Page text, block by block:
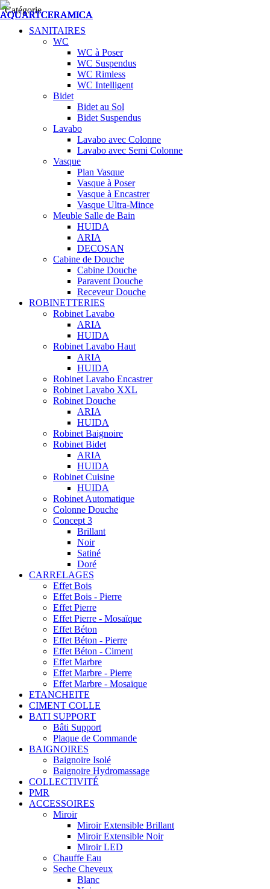
Catégorie
SANITAIRES
WC
WC à Poser
WC Suspendus
WC Rimless
WC Intelligent
Bidet
Bidet au Sol
Bidet Suspendus
Lavabo
Lavabo avec Colonne
Lavabo avec Semi Colonne
Vasque
Plan Vasque
Vasque à Poser
Vasque à Encastrer
Vasque Ultra-Mince
Meuble Salle de Bain
HUIDA
ARIA
DECOSAN
Cabine de Douche
Cabine Douche
Paravent Douche
Receveur Douche
ROBINETTERIES
Robinet Lavabo
ARIA
HUIDA
Robinet Lavabo Haut
ARIA
HUIDA
Robinet Lavabo Encastrer
Robinet Lavabo XXL
Robinet Douche
ARIA
HUIDA
Robinet Baignoire
Robinet Bidet
ARIA
HUIDA
Robinet Cuisine
HUIDA
Robinet Automatique
Colonne Douche
Concept 3
Brillant
Noir
Satiné
Doré
CARRELAGES
Effet Bois
Effet Bois - Pierre
Effet Pierre
Effet Pierre - Mosaïque
Effet Béton
Effet Béton - Pierre
Effet Béton - Ciment
Effet Marbre
Effet Marbre - Pierre
Effet Marbre - Mosaïque
ETANCHEITE
CIMENT COLLE
BATI SUPPORT
Bâti Support
Plaque de Commande
BAIGNOIRES
Baignoire Isolé
Baignoire Hydromassage
COLLECTIVITÉ
PMR
ACCESSOIRES
Miroir
Miroir Extensible Brillant
Miroir Extensible Noir
Miroir LED
Chauffe Eau
Seche Cheveux
Blanc